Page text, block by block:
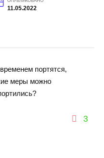
11.05.2022
портятся,
меры можно
3